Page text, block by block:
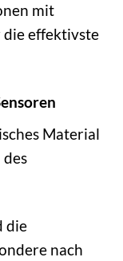
mit
effektivste
Material
die
nach